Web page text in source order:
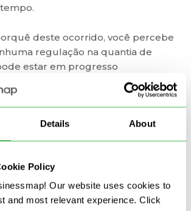
Details About
Policy
Our website uses cookies to
and most relevant experience. Click
deste ocorrido, você percebe
regulação na quantia de
estar em progresso
e isso não garantiu a igualdade
ponto, você chega à conclusão de
do problema é o Mura (o
melhoria contínua, nós sugerimos
a causa raiz de cada problema e